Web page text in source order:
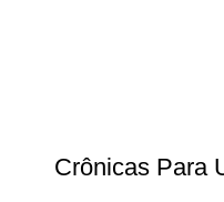
Crônicas Para